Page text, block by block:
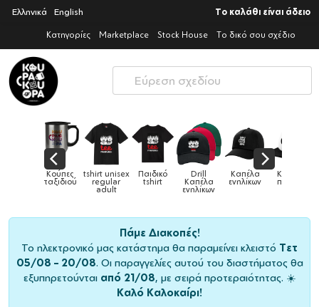
Ελληνικά English Το καλάθι είναι άδειο
Κατηγορίες Marketplace Stock House Το δικό σου σχέδιο
Παιδικό
tshirt
Drill
Καπέλα
ενηλίκων
Καπέλα
ενηλίκων
Καπέλα
παιδικά Κούπες Κούπες
ειδικές
Πάμε Διακοπές!
Το ηλεκτρονικό μας κατάστημα θα παραμείνει κλειστό Τετ
05/08 – 20/08. Οι παραγγελίες αυτού του διαστήματος θα
εξυπηρετούνται από 21/08, με σειρά προτεραιότητας. ☀️
Καλό Καλοκαίρι!